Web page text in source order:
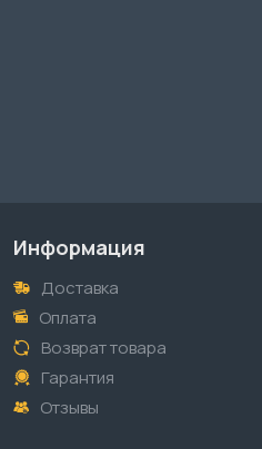
Информация
Доставка
Оплата
Возврат товара
Гарантия
Отзывы